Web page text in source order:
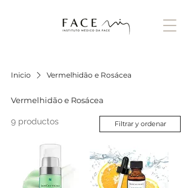
Inicio Vermelhidão e Rosácea
Vermelhidão e Rosácea
9 productos Filtrar y ordenar